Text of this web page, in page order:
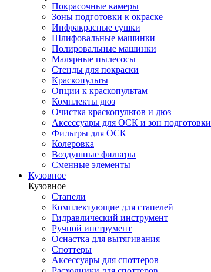
Покрасочные камеры
Зоны подготовки к окраске
Инфракрасные сушки
Шлифовальные машинки
Полировальные машинки
Малярные пылесосы
Стенды для покраски
Краскопульты
Опции к краскопультам
Комплекты дюз
Очистка краскопультов и дюз
Аксессуары для ОСК и зон подготовки
Фильтры для ОСК
Колеровка
Воздушные фильтры
Сменные элементы
Кузовное
Кузовное
Стапели
Комплектующие для стапелей
Гидравлический инструмент
Ручной инструмент
Оснастка для вытягивания
Споттеры
Аксессуары для споттеров